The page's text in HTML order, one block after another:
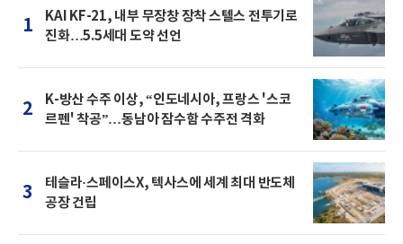
1
KAI KF-21, 내부 무장창 장착 스텔스 전투기로
진화…5.5세대 도약 선언
2
K-방산 수주 이상, “인도네시아, 프랑스 '스코
르펜' 착공”…동남아 잠수함 수주전 격화
3
테슬라·스페이스X, 텍사스에 세계 최대 반도체
공장 건립